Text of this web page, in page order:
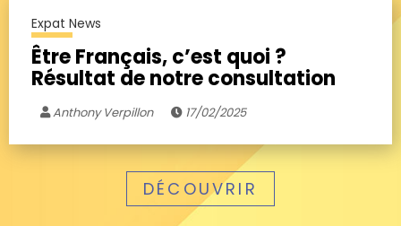
Expat News
Être Français, c’est quoi ?
Résultat de notre consultation
Anthony Verpillon 17/02/2025
DÉCOUVRIR